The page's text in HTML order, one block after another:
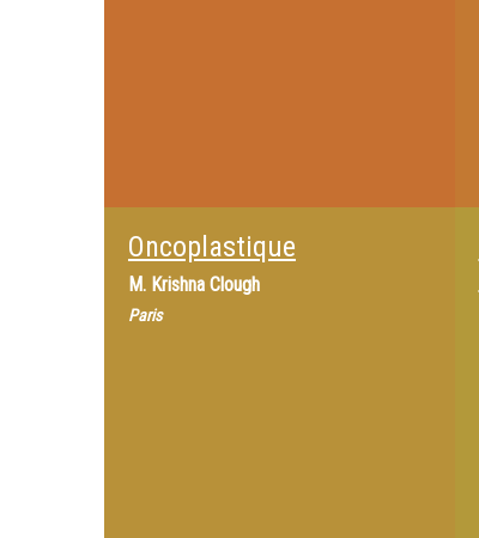
Oncoplastique
M. Krishna Clough
Paris